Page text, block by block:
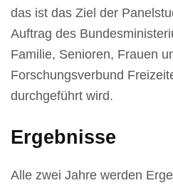
das ist das Ziel der
Auftrag des
Familie, Senioren, Frauen
Forschungsverbund
durchgeführt wird.
Ergebnisse
Alle zwei Jahre werden